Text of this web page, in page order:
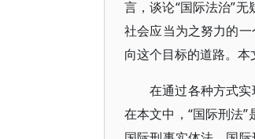
言，谈论“国际法治”无
社会应当为之努力的
向这个目标的道路。本
在通过各种方式
在本文中，“国际刑法